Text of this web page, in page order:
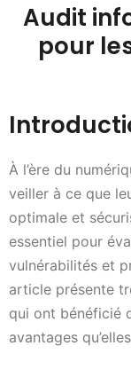
Audit
pour
À l’ère du
veiller à ce que
optimale et
essentiel pour
vulnérabilités et
article présente
qui ont bénéficié
avantages